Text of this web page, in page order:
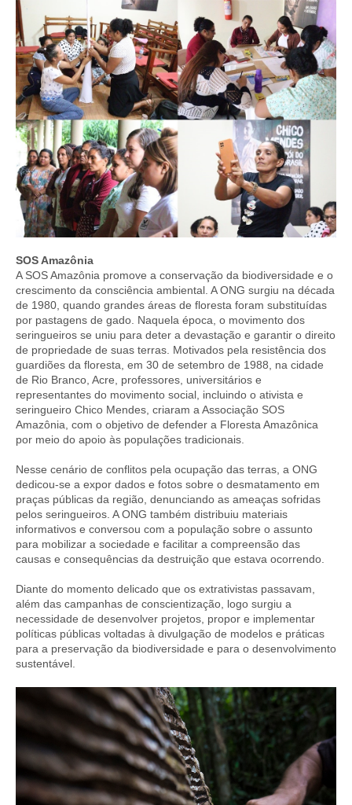
SOS Amazônia
A SOS Amazônia promove a conservação da biodiversidade e o
crescimento da consciência ambiental. A ONG surgiu na década
de 1980, quando grandes áreas de floresta foram substituídas
por pastagens de gado. Naquela época, o movimento dos
seringueiros se uniu para deter a devastação e garantir o direito
de propriedade de suas terras. Motivados pela resistência dos
guardiões da floresta, em 30 de setembro de 1988, na cidade
de Rio Branco, Acre, professores, universitários e
representantes do movimento social, incluindo o ativista e
seringueiro Chico Mendes, criaram a Associação SOS
Amazônia, com o objetivo de defender a Floresta Amazônica
por meio do apoio às populações tradicionais.
Nesse cenário de conflitos pela ocupação das terras, a ONG
dedicou-se a expor dados e fotos sobre o desmatamento em
praças públicas da região, denunciando as ameaças sofridas
pelos seringueiros. A ONG também distribuiu materiais
informativos e conversou com a população sobre o assunto
para mobilizar a sociedade e facilitar a compreensão das
causas e consequências da destruição que estava ocorrendo.
Diante do momento delicado que os extrativistas passavam,
além das campanhas de conscientização, logo surgiu a
necessidade de desenvolver projetos, propor e implementar
políticas públicas voltadas à divulgação de modelos e práticas
para a preservação da biodiversidade e para o desenvolvimento
sustentável.